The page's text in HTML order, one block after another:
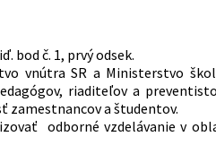
bod č. 1, prvý odsek.
vnútra SR a Ministerstvo
riaditeľov a
zamestnancov a študentov.
odborné vzdelávanie v